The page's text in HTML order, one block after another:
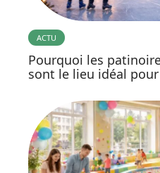
ACTU
Pourquoi les
sont le lieu idéal